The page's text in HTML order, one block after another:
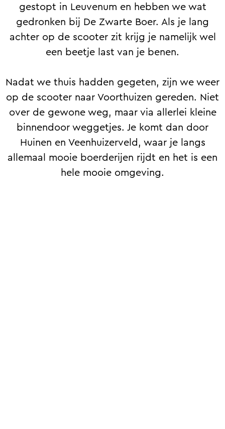
gestopt in Leuvenum en hebben we wat
gedronken bij De Zwarte Boer. Als je lang
achter op de scooter zit krijg je namelijk wel
een beetje last van je benen.
Nadat we thuis hadden gegeten, zijn we weer
op de scooter naar Voorthuizen gereden. Niet
over de gewone weg, maar via allerlei kleine
binnendoor weggetjes. Je komt dan door
Huinen en Veenhuizerveld, waar je langs
allemaal mooie boerderijen rijdt en het is een
hele mooie omgeving.